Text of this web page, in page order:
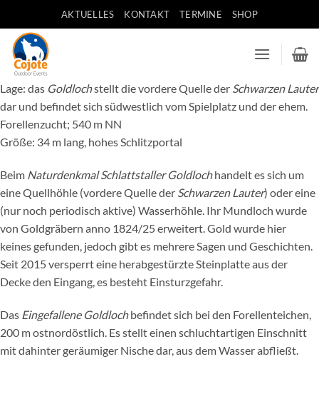
Inhalt
springen
AKTUELLES KONTAKT TERMINE SHOP
Lage: das Goldlochstellt die vordere Quelle der Schwarzen Lauter
dar und befindet sich südwestlich vom Spielplatz und der ehem.
Forellenzucht; 540 m NN
Größe: 34 m lang, hohes Schlitzportal
Beim Naturdenkmal Schlattstaller Goldlochhandelt es sich um
eine Quellhöhle (vordere Quelle der Schwarzen Lauter) oder eine
(nur noch periodisch aktive) Wasserhöhle. Ihr Mundloch wurde
von Goldgräbern anno 1824/25 erweitert. Gold wurde hier
keines gefunden, jedoch gibt es mehrere Sagen und Geschichten.
Seit 2015 versperrt eine herabgestürzte Steinplatte aus der
Decke den Eingang, es besteht Einsturzgefahr.
Das Eingefallene Goldlochbefindet sich bei den Forellenteichen,
200 m ostnordöstlich. Es stellt einen schluchtartigen Einschnitt
mit dahinter geräumiger Nische dar, aus dem Wasser abfließt.